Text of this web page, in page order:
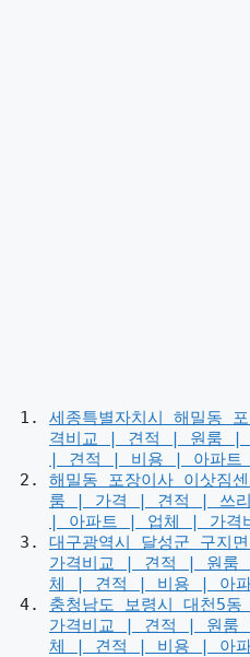
세종특별자치시 해밀동
격비교 | 견적 | 원룸 |
| 견적 | 비용 | 아파트
해밀동 포장이사 이삿
룸 | 가격 | 견적 | 쓰
| 아파트 | 업체 | 가격
대구광역시 달성군 구지
가격비교 | 견적 | 원
체 | 견적 | 비용 | 아
충청남도 보령시 대천5
가격비교 | 견적 | 원
체 | 견적 | 비용 | 아